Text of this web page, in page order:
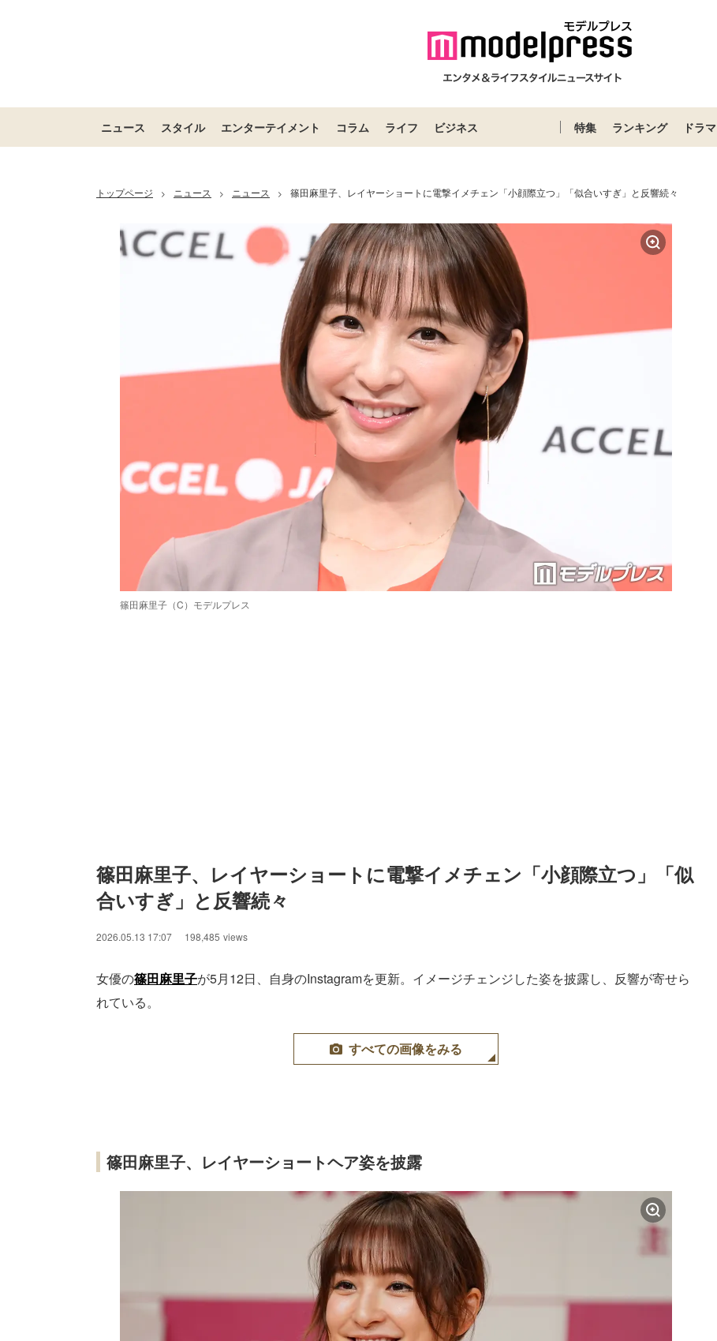
ニュース スタイル エンターテイメント コラム ライフ ビジネス 特集 ランキング ドラマ
トップページ > ニュース > ニュース > 篠田麻里子、レイヤーショートに電撃イメチェン「小顔際立つ」「似合いすぎ」と反響続々
篠田麻里子（C）モデルプレス
篠田麻里子、レイヤーショートに電撃イメチェン「小顔際立つ」「似
合いすぎ」と反響続々
2026.05.13 17:07 198,485 views
女優の篠田麻里子が5月12日、自身のInstagramを更新。イメージチェンジした姿を披露し、反響が寄せら
れている。
すべての画像をみる
篠田麻里子、レイヤーショートヘア姿を披露